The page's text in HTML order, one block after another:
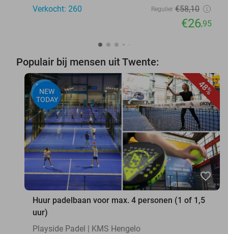
Verkocht: 260 Regulier €58,10
€26,95
Populair bij mensen uit Twente:
48%
NEW
TODAY
favorite_border
Huur padelbaan voor max. 4 personen (1 of 1,5
uur)
Playside Padel | KMS Hengelo